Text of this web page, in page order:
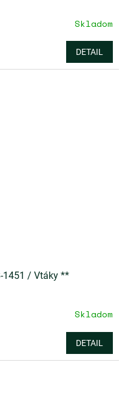
Skladom
DETAIL
1451 / Vtáky **
Skladom
DETAIL